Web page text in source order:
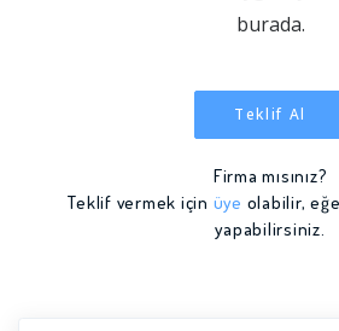
burada.
Teklif Al
Firma mısınız?
Teklif vermek için üye olabilir,
yapabilirsiniz.